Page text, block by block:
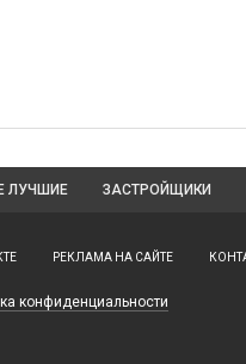
ЛУЧШИЕ ЗАСТРОЙЩИКИ
РЕКЛАМА НА САЙТЕ
конфиденциальности